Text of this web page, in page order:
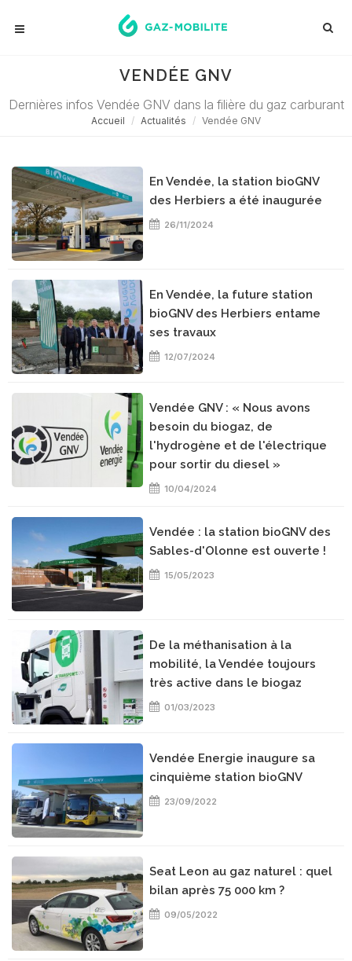
VENDÉE GNV
Dernières infos Vendée GNV dans la filière du gaz carburant
Accueil Actualités Vendée GNV
En Vendée, la station bioGNV
des Herbiers a été inaugurée
26/11/2024
En Vendée, la future station
bioGNV des Herbiers entame
ses travaux
12/07/2024
Vendée GNV : « Nous avons
besoin du biogaz, de
l'hydrogène et de l'électrique
pour sortir du diesel »
10/04/2024
Vendée : la station bioGNV des
Sables-d'Olonne est ouverte !
15/05/2023
De la méthanisation à la
mobilité, la Vendée toujours
très active dans le biogaz
01/03/2023
Vendée Energie inaugure sa
cinquième station bioGNV
23/09/2022
Seat Leon au gaz naturel : quel
bilan après 75 000 km ?
09/05/2022